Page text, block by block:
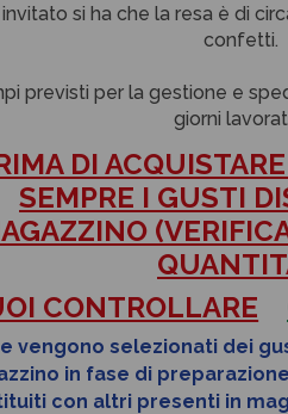
si ha che la resa è di
confetti.
previsti per la gestione e
giorni
DI
SEMPRE I GUSTI
CONTROLLARE
vengono selezionati dei
in fase di
con altri presenti in